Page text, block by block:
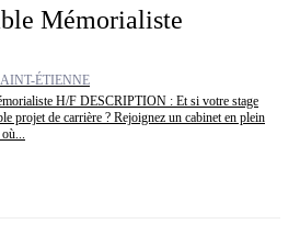
Mémorialiste
ÉTIENNE
H/F DESCRIPTION : Et si votre stage
projet de carrière ? Rejoignez un cabinet en plein